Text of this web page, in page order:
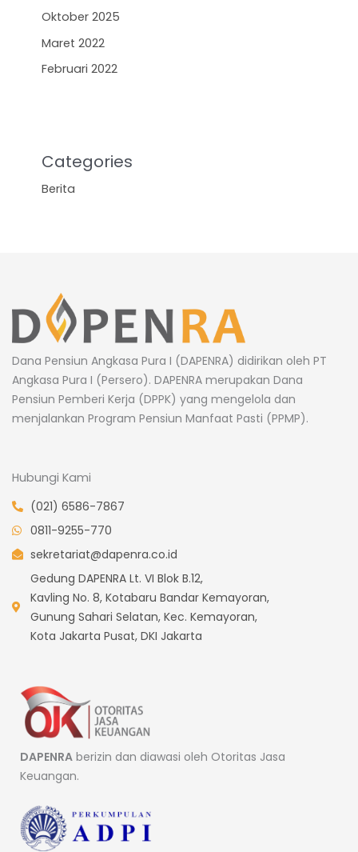
Oktober 2025
Maret 2022
Februari 2022
Categories
Berita
Dana Pensiun Angkasa Pura I (DAPENRA) didirikan oleh PT
Angkasa Pura I (Persero). DAPENRA merupakan Dana
Pensiun Pemberi Kerja (DPPK) yang mengelola dan
menjalankan Program Pensiun Manfaat Pasti (PPMP).
Hubungi Kami
(021) 6586-7867
0811-9255-770
sekretariat@dapenra.co.id
Gedung DAPENRA Lt. VI Blok B.12,
Kavling No. 8, Kotabaru Bandar Kemayoran,
Gunung Sahari Selatan, Kec. Kemayoran,
Kota Jakarta Pusat, DKI Jakarta
DAPENRA berizin dan diawasi oleh Otoritas Jasa
Keuangan.